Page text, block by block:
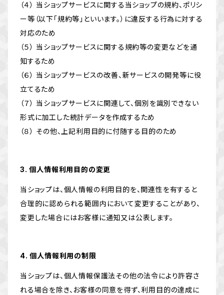
（４） 当ショップサービスに関する当ショップの規約、ポリシ
ー等（以下「規約等」といいます。）に違反する行為に対する
対応のため
（５） 当ショップサービスに関する規約等の変更などを通
知するため
（６） 当ショップサービスの改善、新サービスの開発等に役
立てるため
（７） 当ショップサービスに関連して、個別を識別できない
形式に加工した統計データを作成するため
（８） その他、上記利用目的に付随する目的のため
3. 個人情報利用目的の変更
当ショップは、個人情報の利用目的を、関連性を有すると
合理的に認められる範囲内において変更することがあり、
変更した場合にはお客様に通知又は公表します。
4. 個人情報利用の制限
当ショップは、個人情報保護法その他の法令により許容さ
れる場合を除き、お客様の同意を得ず、利用目的の達成に